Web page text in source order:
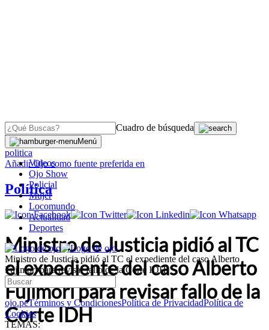
Cuadro de búsqueda
Menú
Videos
Ojo Show
Policial
Mujer
Locomundo
Actualidad
Deportes
Ministro de Justicia pidió al TC el expediente del caso Alberto
Fujimori para revisar fallo de la Corte IDH
ojo.peTérminos y CondicionesPolítica de PrivacidadPolítica de
Cookies
TEMAS:
OJO
politica
AñadirOjocomo fuente preferida en
Política
Ministro de Justicia pidió al TC
el expediente del caso Alberto
Fujimori para revisar fallo de la
Corte IDH